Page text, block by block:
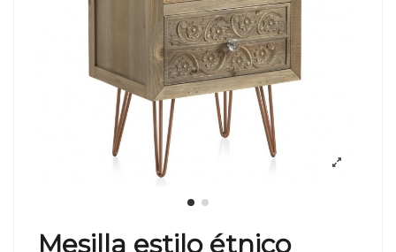
Mesilla estilo étnico